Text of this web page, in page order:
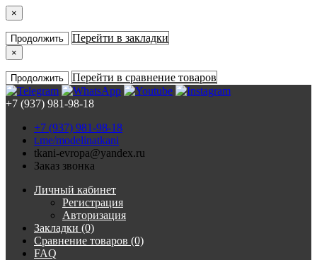
×
Продолжить Перейти в закладки
×
Продолжить Перейти в сравнение товаров
+7 (937) 981-98-18
+7 (937) 981-98-18
t.me/modelinatkani
tkani-evropa@yandex.ru
Заказ звонка
Личный кабинет
Регистрация
Авторизация
Закладки (0)
Сравнение товаров (0)
FAQ